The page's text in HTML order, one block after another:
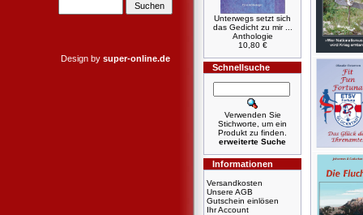
Design by super-online.de
Unterwegs setzt sich
das Gedicht zu mir ...
Anthologie
10,80 €
Schnellsuche
Verwenden Sie
Stichworte, um ein
Produkt zu finden.
erweiterte Suche
Informationen
Versandkosten
Unsere AGB
Gutschein einlösen
Ihr Account